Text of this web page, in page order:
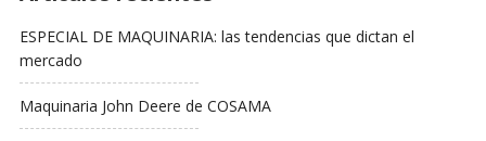
ESPECIAL DE MAQUINARIA: las tendencias que dictan el
mercado
Maquinaria John Deere de COSAMA